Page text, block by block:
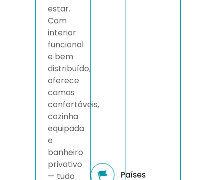
estar.
Com
interior
funcional
e bem
distribuído,
oferece
camas
confortáveis,
cozinha
equipada
e
banheiro
privativo
— tudo